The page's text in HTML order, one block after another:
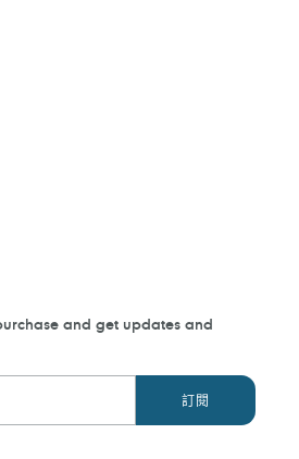
and get updates and